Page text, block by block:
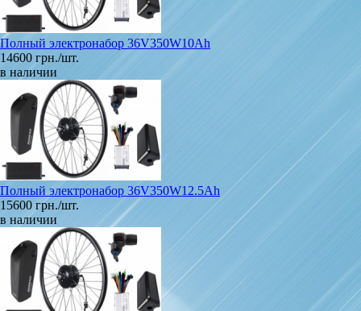
Полный электронабор 36V350W10Ah
14600 грн./шт.
в наличии
Полный электронабор 36V350W12.5Ah
15600 грн./шт.
в наличии